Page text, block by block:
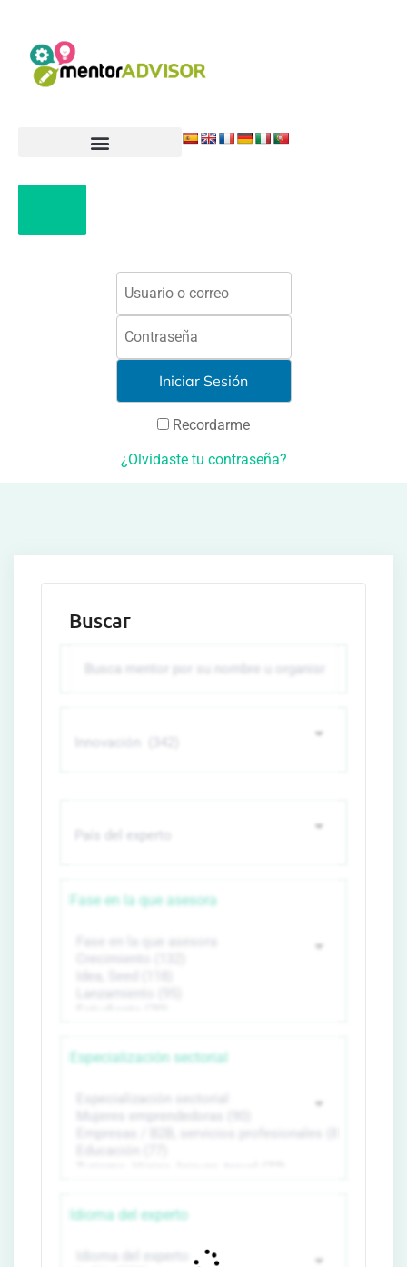
Recordarme
¿Olvidaste tu contraseña?
Buscar
Fase en la que asesora
Especialización sectorial
Idioma del experto